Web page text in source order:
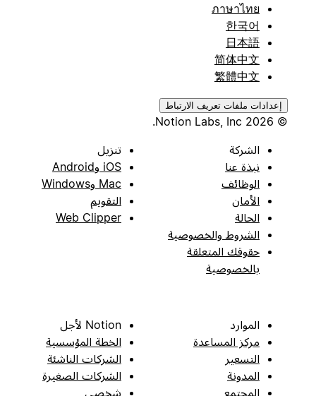
ภาษาไทย
한국어
日本語
简体中文
繁體中文
إعدادات ملفات تعريف الارتباط
الشركة
نبذة عنا
الوظائف
الأمان
الحالة
الشروط والخصوصية
حقوقك المتعلقة
بالخصوصية
تنزيل
iOS وAndroid
Mac وWindows
التقويم
Web Clipper
الموارد
مركز المساعدة
التسعير
المدونة
المجتمع
Notion لأجل
الخطة المؤسسية
الشركات الناشئة
الشركات الصغيرة
شخصي